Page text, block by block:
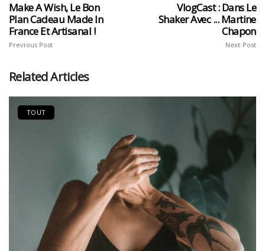
Make A Wish, Le Bon
Plan Cadeau Made In
France Et Artisanal !
Previous Post
VlogCast : Dans Le
Shaker Avec ... Martine
Chapon
Next Post
Related Articles
TOUT